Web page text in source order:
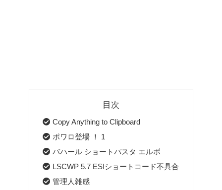
目次
Copy Anything to Clipboard
ポワロ登場 ！ 1
バハール ショートパスタ エルボ
LSCWP 5.7 ESIショートコード不具合
管理人雑感